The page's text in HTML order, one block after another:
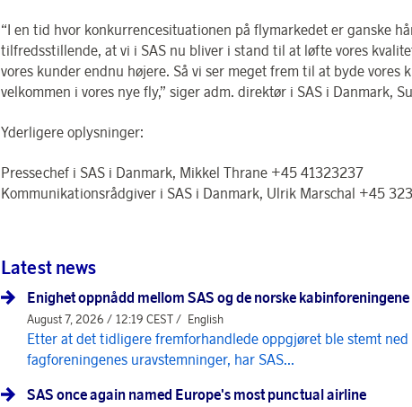
“I en tid hvor konkurrencesituationen på flymarkedet er ganske
tilfredsstillende, at vi i SAS nu bliver i stand til at løfte vores
vores kunder endnu højere. Så vi ser meget frem til at byde vores
velkommen i vores nye fly,” siger adm. direktør i SAS i Danmark,
Yderligere oplysninger:
Pressechef i SAS i Danmark, Mikkel Thrane +45 41323237
Kommunikationsrådgiver i SAS i Danmark, Ulrik Marschal +45
Latest news
Enighet oppnådd mellom SAS og de norske kabinforeningene
August 7, 2026 / 12:19 CEST / English
Etter at det tidligere fremforhandlede oppgjøret ble stemt ned
fagforeningenes uravstemninger, har SAS...
SAS once again named Europe's most punctual airline